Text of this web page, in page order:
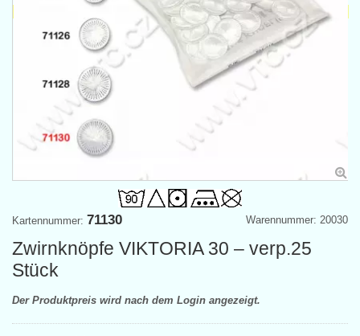
Warennummer: 20030
Kartennummer: 71130
Zwirnknöpfe VIKTORIA 30 – verp.25
Stück
Der Produktpreis wird nach dem Login angezeigt.